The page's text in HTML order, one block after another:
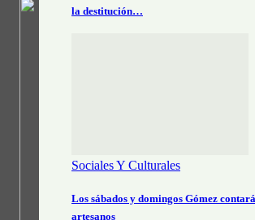
la destitución…
Sociales Y Culturales
Los sábados y domingos Gómez
artesanos